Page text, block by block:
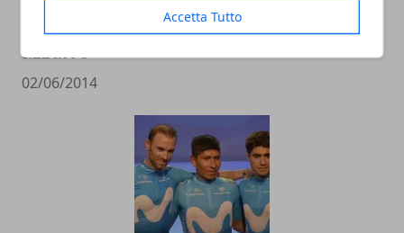
Accetta Tutto
Davide Cassani, un Giro giovane e
azzurro
02/06/2014